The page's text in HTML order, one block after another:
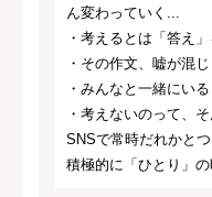
ん変わっていく...
・考えるとは「答え
・その作文、嘘が混
・みんなと一緒にい
・考えないのって、
SNSで常時だれかと
積極的に「ひとり」の